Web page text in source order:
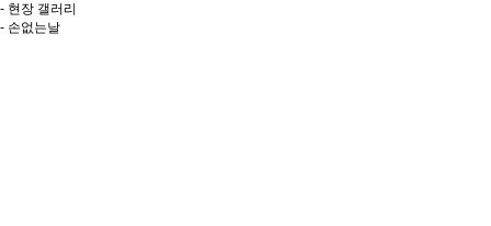
- 현장 갤러리
- 손없는날